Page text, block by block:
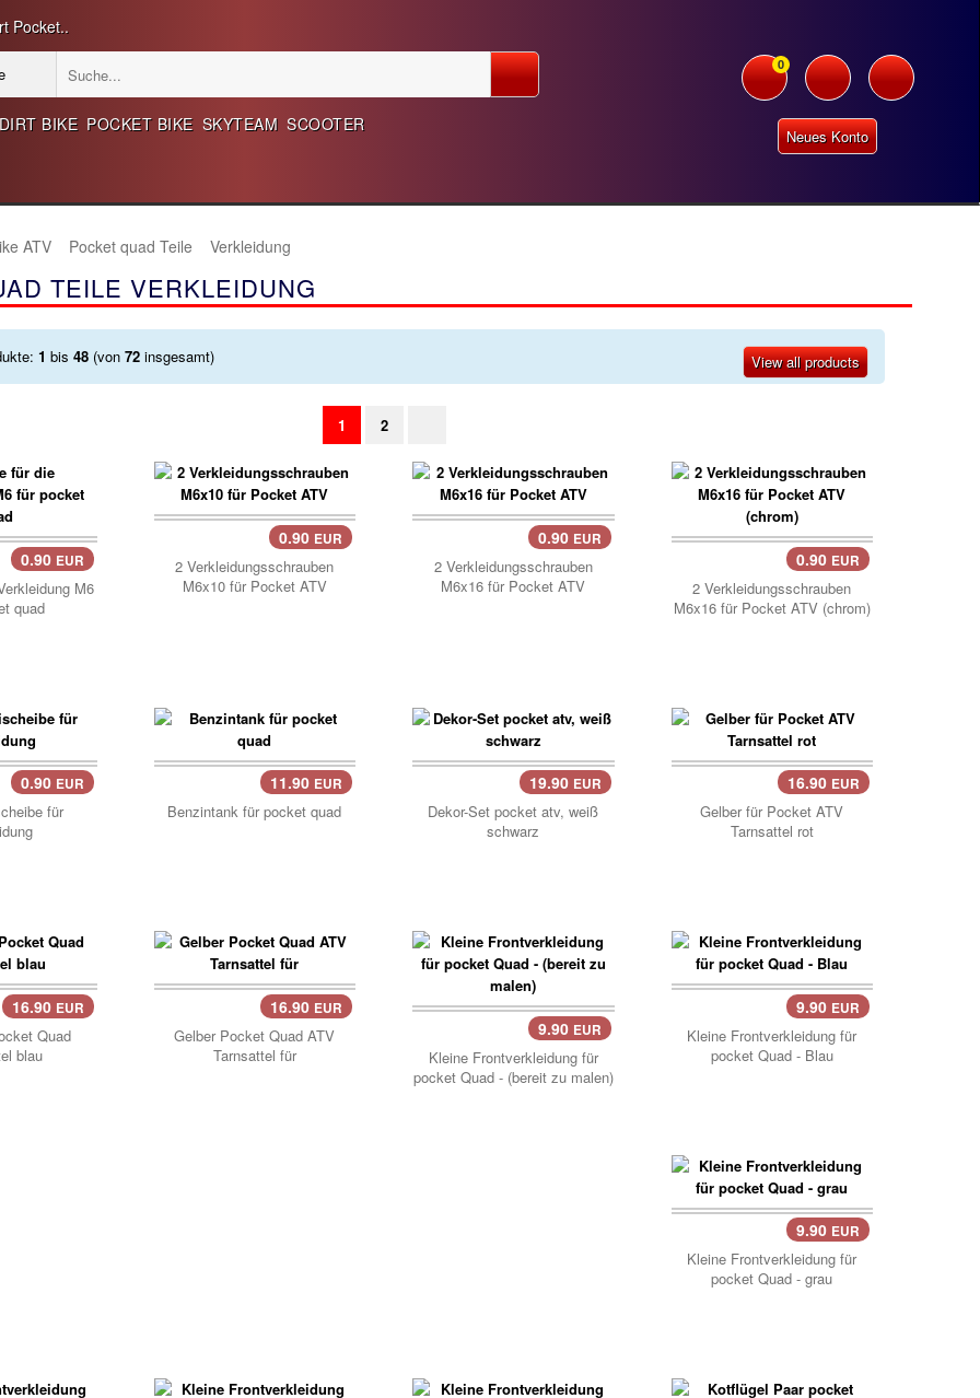
Pocket..
0
Neues Konto
DIRT BIKE POCKET BIKE SKYTEAM SCOOTER
ATV Pocket quad Teile Verkleidung
TEILE VERKLEIDUNG
1 bis 48 (von 72 insgesamt) View all products
1 2
0.90 EUR
M6
quad
0.90 EUR
2 Verkleidungsschrauben
M6x10 für Pocket ATV
0.90 EUR
2 Verkleidungsschrauben
M6x16 für Pocket ATV
0.90 EUR
2 Verkleidungsschrauben
M6x16 für Pocket ATV (chrom)
0.90 EUR
für
11.90 EUR
Benzintank für pocket quad
19.90 EUR
Dekor-Set pocket atv, weiß
schwarz
16.90 EUR
Gelber für Pocket ATV
Tarnsattel rot
16.90 EUR
Quad
blau
16.90 EUR
Gelber Pocket Quad ATV
Tarnsattel für
9.90 EUR
Kleine Frontverkleidung für
pocket Quad - (bereit zu malen)
9.90 EUR
Kleine Frontverkleidung für
pocket Quad - Blau
9.90 EUR
Kleine Frontverkleidung für
pocket Quad - grau